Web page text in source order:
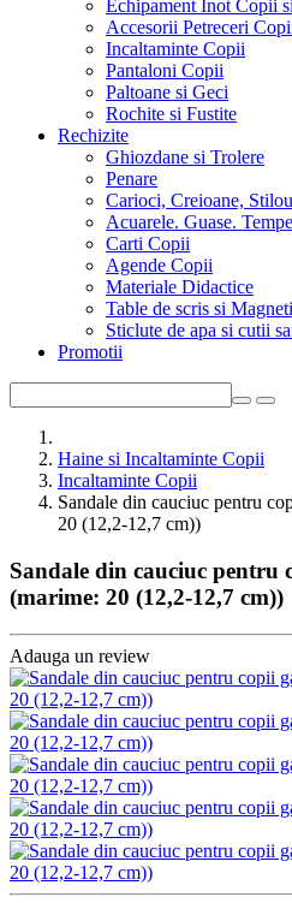
Echipament Inot Copii
Accesorii Petreceri
Incaltaminte Copii
Pantaloni Copii
Paltoane si Geci
Rochite si Fustite
Rechizite
Ghiozdane si Trolere
Penare
Carioci, Creioane,
Acuarele. Guase.
Carti Copii
Agende Copii
Materiale Didactice
Table de scris si
Sticlute de apa si cutii
Promotii
Haine si Incaltaminte Copii
Incaltaminte Copii
Sandale din cauciuc pentru
20 (12,2-12,7 cm))
Sandale din cauciuc
(marime: 20 (12,2-12,7 cm))
Adauga un review